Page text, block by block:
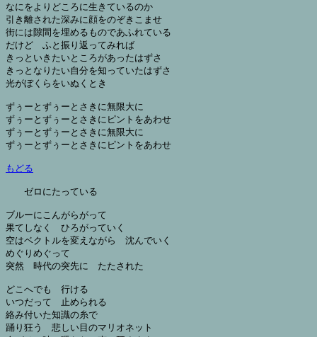
なにをよりどころに生きているのか
引き離された深みに顔をのぞきこませ
街には隙間を埋めるものであふれている
だけど　ふと振り返ってみれば
きっといきたいところがあったはずさ
きっとなりたい自分を知っていたはずさ
光がぼくらをいぬくとき
ずぅーとずぅーとさきに無限大に
ずぅーとずぅーとさきにピントをあわせ
ずぅーとずぅーとさきに無限大に
ずぅーとずぅーとさきにピントをあわせ
もどる
ゼロにたっている
ブルーにこんがらがって
果てしなく　ひろがっていく
空はベクトルを変えながら　沈んでいく
めぐりめぐって
突然　時代の突先に　たたされた
どこへでも　行ける
いつだって　止められる
絡み付いた知識の糸で
踊り狂う　悲しい目のマリオネット